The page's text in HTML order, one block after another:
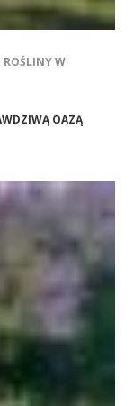
ROŚLINY W
OAZĄ